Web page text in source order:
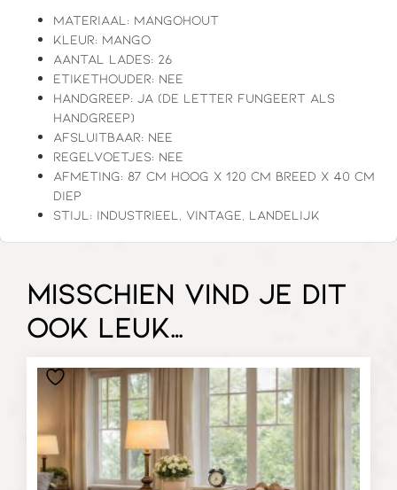
Materiaal: mangohout
Kleur: mango
Aantal lades: 26
Etikethouder: nee
Handgreep: ja (de letter fungeert als
handgreep)
Afsluitbaar: nee
Regelvoetjes: nee
Afmeting: 87 cm hoog x 120 cm breed x 40 cm
diep
Stijl: industrieel, vintage, landelijk
Misschien vind je dit
ook leuk…